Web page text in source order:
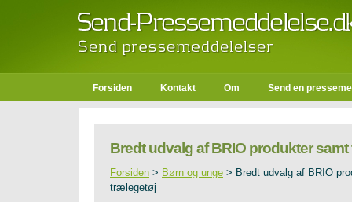
Forsiden Kontakt Om Send en
Bredt udvalg af BRIO produkter
Forsiden > Børn og unge > Bredt udvalg af BRIO
trælegetøj